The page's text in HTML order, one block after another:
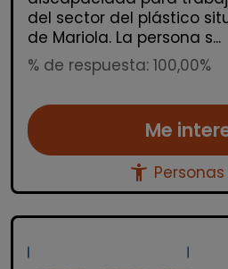
del sector del plástico
de Mariola. La persona s...
% de respuesta: 100,00%
Me
accessibility_new